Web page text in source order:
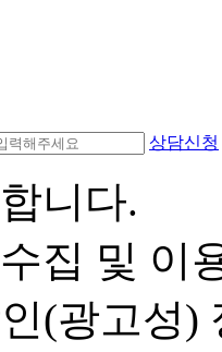
상담신청
니다.
집 및 이
(광고성)